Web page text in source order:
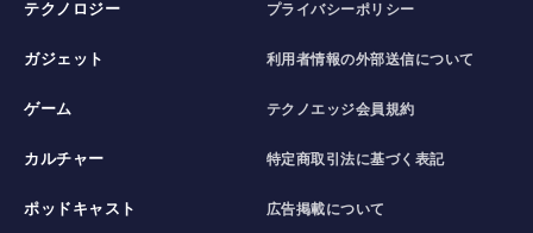
テクノロジー
ガジェット
ゲーム
カルチャー
ポッドキャスト
プライバシーポリシー
利用者情報の外部送信について
テクノエッジ会員規約
特定商取引法に基づく表記
広告掲載について